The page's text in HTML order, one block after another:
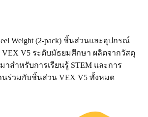
Weight (2-pack) ชิ้นส่วนและอุปกรณ์
V5 ระดับมัธยมศึกษา ผลิตจากวัสดุ
สำหรับการเรียนรู้ STEM และการ
ร่วมกับชิ้นส่วน VEX V5 ทั้งหมด